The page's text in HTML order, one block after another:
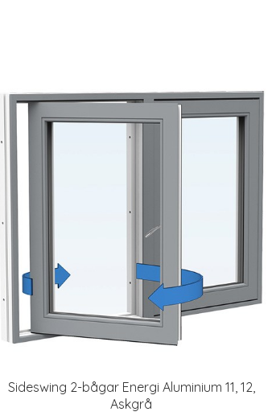
Sideswing 2-bågar Energi Aluminium 11, 12,
Askgrå